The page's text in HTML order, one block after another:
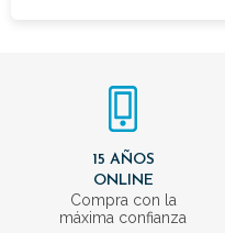
15 AÑOS
ONLINE
Compra con la
máxima confianza